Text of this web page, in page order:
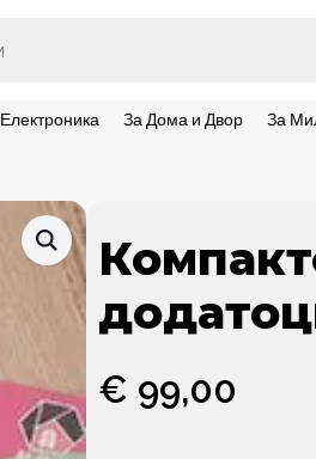
Електроника За Дома и Двор За
€ 99,00